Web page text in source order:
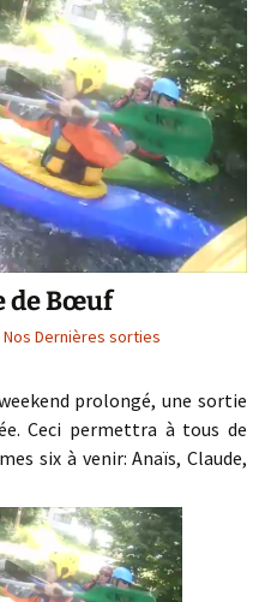
de Bœuf
Nos Dernières sorties
prolongé, une sortie
Ceci permettra à tous de
six à venir: Anaïs, Claude,